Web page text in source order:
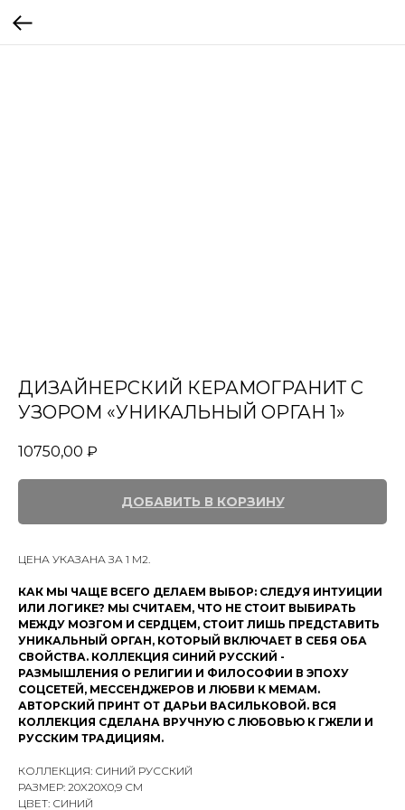
ДИЗАЙНЕРСКИЙ КЕРАМОГРАНИТ С
УЗОРОМ «УНИКАЛЬНЫЙ ОРГАН 1»
10750,00 ₽
ДОБАВИТЬ В КОРЗИНУ
ЦЕНА УКАЗАНА ЗА 1 М2.
КАК МЫ ЧАЩЕ ВСЕГО ДЕЛАЕМ ВЫБОР: СЛЕДУЯ ИНТУИЦИИ
ИЛИ ЛОГИКЕ? МЫ СЧИТАЕМ, ЧТО НЕ СТОИТ ВЫБИРАТЬ
МЕЖДУ МОЗГОМ И СЕРДЦЕМ, СТОИТ ЛИШЬ ПРЕДСТАВИТЬ
УНИКАЛЬНЫЙ ОРГАН, КОТОРЫЙ ВКЛЮЧАЕТ В СЕБЯ ОБА
СВОЙСТВА. КОЛЛЕКЦИЯ СИНИЙ РУССКИЙ -
РАЗМЫШЛЕНИЯ О РЕЛИГИИ И ФИЛОСОФИИ В ЭПОХУ
СОЦСЕТЕЙ, МЕССЕНДЖЕРОВ И ЛЮБВИ К МЕМАМ.
АВТОРСКИЙ ПРИНТ ОТ ДАРЬИ ВАСИЛЬКОВОЙ. ВСЯ
КОЛЛЕКЦИЯ СДЕЛАНА ВРУЧНУЮ С ЛЮБОВЬЮ К ГЖЕЛИ И
РУССКИМ ТРАДИЦИЯМ.
КОЛЛЕКЦИЯ: СИНИЙ РУССКИЙ
РАЗМЕР: 20X20X0,9 СМ
ЦВЕТ: СИНИЙ